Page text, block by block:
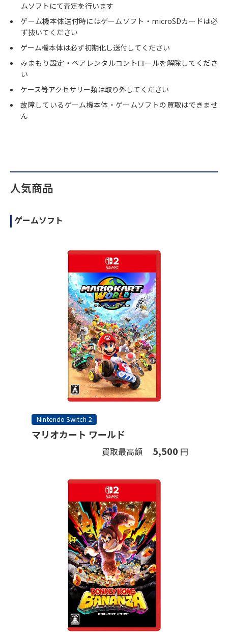
ムソフトにて査定を行います
ゲーム機本体送付時にはゲームソフト・microSDカードは必
ず抜いてください
ゲーム機本体は必ず初期化し送付してください
みまもり設定・ペアレンタルコントロールを解除してくださ
い
ケース等アクセサリー類は取り外してください
故障しているゲーム機本体・ゲームソフトの買取はできませ
ん
人気商品
ゲームソフト
Nintendo Switch 2
マリオカート ワールド
買取最高額 5,500 円